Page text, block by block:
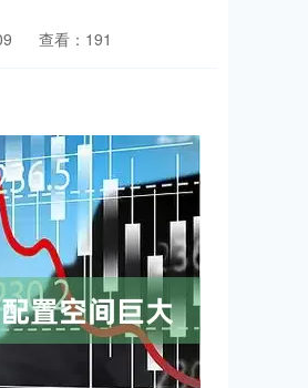
查看：191